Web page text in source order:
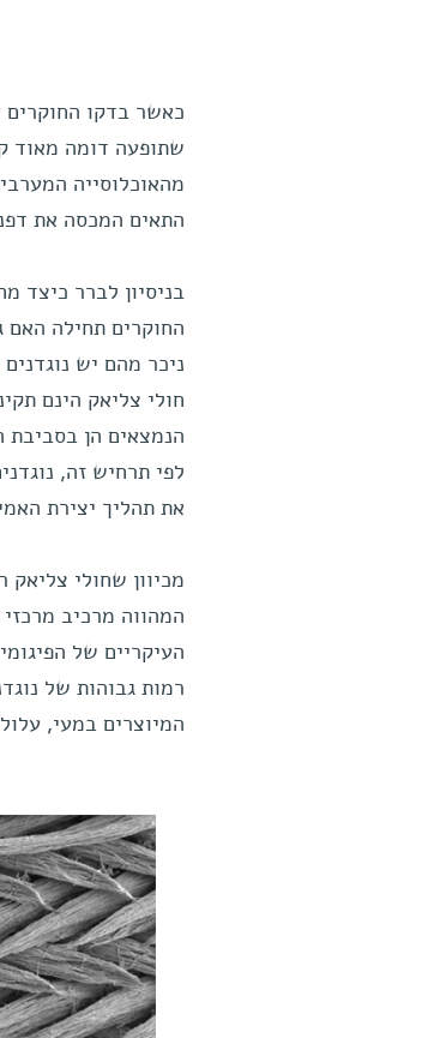
כאשר בדקו החוקרים
מהאוכלוסייה
התאים המכסה את
בניסיון לברר כיצד
החוקרים תחילה האם
חולי צליאק הינם
הנמצאים הן בסביבת
לפי תרחיש זה,
את תהליך יצירת
המהווה מרכיב
העיקריים של
רמות גבוהות של
המיוצרים במעי,